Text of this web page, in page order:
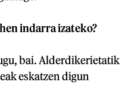
indarra izateko?
bai. Alderdikerietatik
eskatzen digun